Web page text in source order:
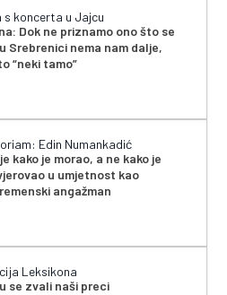
s koncerta u Jajcu
Dok ne priznamo ono što se
Srebrenici nema nam dalje,
“neki tamo”
Edin Numankadić
kako je morao, a ne kako je
u umjetnost kao
angažman
Leksikona
se zvali naši preci